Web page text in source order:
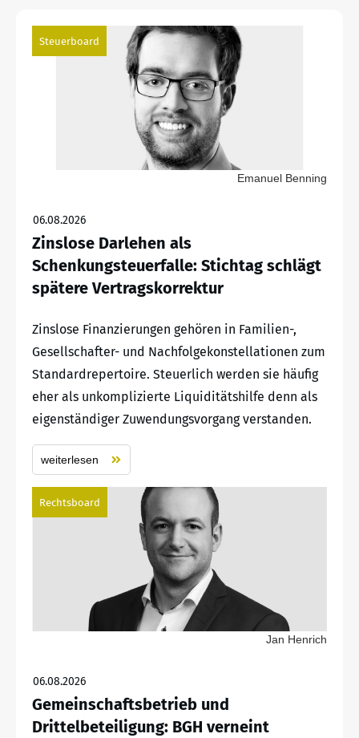
Steuerboard
Emanuel Benning
06.08.2026
Zinslose Darlehen als
Schenkungsteuerfalle: Stichtag schlägt
spätere Vertragskorrektur
Zinslose Finanzierungen gehören in Familien-,
Gesellschafter- und Nachfolgekonstellationen zum
Standardrepertoire. Steuerlich werden sie häufig
eher als unkomplizierte Liquiditätshilfe denn als
eigenständiger Zuwendungsvorgang verstanden.
weiterlesen
Rechtsboard
Jan Henrich
06.08.2026
Gemeinschaftsbetrieb und
Drittelbeteiligung: BGH verneint